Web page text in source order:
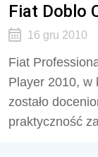
Fiat Doblo
16 gru 2010
Fiat
Player 2010, w
zostało
praktyczność